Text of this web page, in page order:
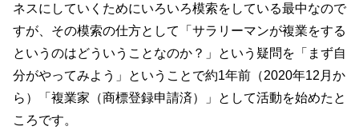
ネスにしていくためにいろいろ模索をしている最中なので
すが、その模索の仕方として「サラリーマンが複業をする
というのはどういうことなのか？」という疑問を「まず自
分がやってみよう」ということで約1年前（2020年12月か
ら）「複業家（商標登録申請済）」として活動を始めたと
ころです。